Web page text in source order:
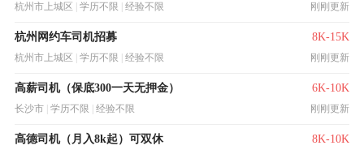
杭州市上城区 学历不限 经验不限 刚刚更新
杭州网约车司机招募 8K-15K
杭州市上城区 学历不限 经验不限 刚刚更新
高薪司机（保底300一天无押金） 6K-10K
长沙市 学历不限 经验不限 刚刚更新
高德司机（月入8k起）可双休 8K-10K